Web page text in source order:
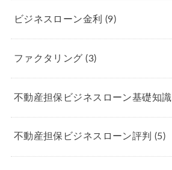
ビジネスローン金利 (9)
ファクタリング(3)
不動産担保ビジネスローン基礎知識
不動産担保ビジネスローン評判(5)